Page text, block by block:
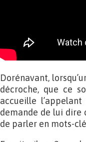
Dorénavant,
décroche, que ce
accueille
demande de lui dire
de parler en mots-